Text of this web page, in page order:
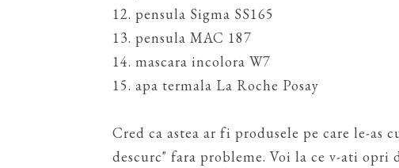
12. pensula Sigma SS165
13. pensula MAC 187
14. mascara incolora W7
15. apa termala La Roche Posay
Cred ca astea ar fi produsele pe care le-as
descurc" fara probleme. Voi la ce v-ati opri